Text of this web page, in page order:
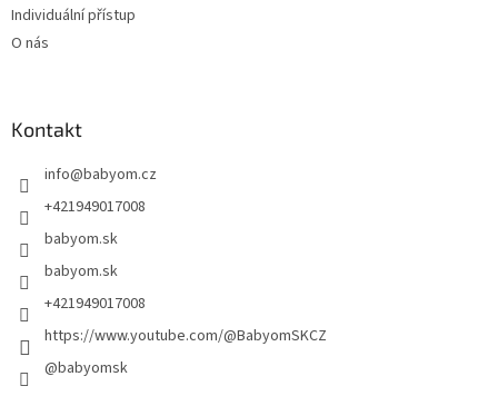
Individuální přístup
O nás
Kontakt
info@babyom.cz
+421949017008
babyom.sk
babyom.sk
+421949017008
https://www.youtube.com/@BabyomSKCZ
@babyomsk